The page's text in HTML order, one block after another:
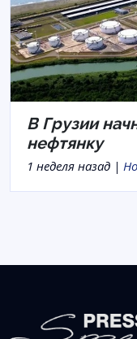
В Грузии
нефтянку
1 неделя назад |